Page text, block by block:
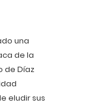
una
de la
de Díaz
eludir sus